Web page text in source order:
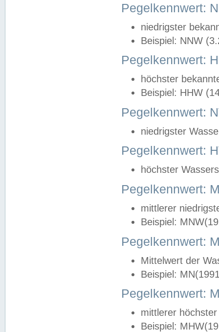
Pegelkennwert:
niedrigster
Beispiel: NNW
Pegelkennwert:
höchster
Beispiel: HHW
Pegelkennwert:
niedrigster
Pegelkennwert:
höchster
Pegelkennwert:
mittlerer
Beispiel:
Pegelkennwert:
Mittelwert der
Beispiel:
Pegelkennwert:
mittlerer
Beispiel: